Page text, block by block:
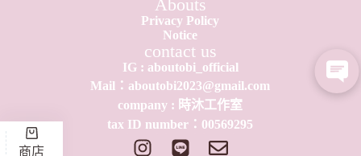
Abouts
Privacy Policy
Notice
contact us
IG : aboutobi_official
Mail：aboutobi2023@gmail.com
company : 時沐工作室
tax ID number：0​0​569295
商店